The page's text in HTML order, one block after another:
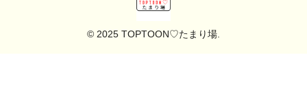
© 2025 TOPTOON♡たまり場.